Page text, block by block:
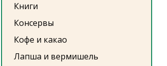
Книги
Консервы
Кофе и какао
Лапша и вермишель